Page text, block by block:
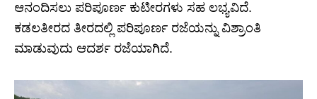
ಆನಂದಿಸಲು ಪರಿಪೂರ್ಣ ಕುಟೀರಗಳು ಸಹ ಲಭ್ಯವಿದೆ.
ಕಡಲತೀರದ ತೀರದಲ್ಲಿ ಪರಿಪೂರ್ಣ ರಜೆಯನ್ನು ವಿಶ್ರಾಂತಿ
ಮಾಡುವುದು ಆದರ್ಶ ರಜೆಯಾಗಿದೆ.